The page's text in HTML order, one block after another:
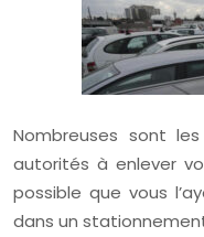
Nombreuses sont
autorités à enlever
possible que vous
dans un